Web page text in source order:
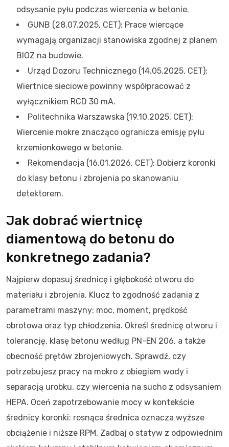
odsysanie pyłu podczas wiercenia w betonie.
GUNB (28.07.2025, CET): Prace wiercące
wymagają organizacji stanowiska zgodnej z planem
BIOZ na budowie.
Urząd Dozoru Technicznego (14.05.2025, CET):
Wiertnice sieciowe powinny współpracować z
wyłącznikiem RCD 30 mA.
Politechnika Warszawska (19.10.2025, CET):
Wiercenie mokre znacząco ogranicza emisję pyłu
krzemionkowego w betonie.
Rekomendacja (16.01.2026, CET): Dobierz koronki
do klasy betonu i zbrojenia po skanowaniu
detektorem.
Jak dobrać wiertnicę
diamentową do betonu do
konkretnego zadania?
Najpierw dopasuj średnicę i głębokość otworu do
materiału i zbrojenia. Klucz to zgodność zadania z
parametrami maszyny: moc, moment, prędkość
obrotowa oraz typ chłodzenia. Określ średnicę otworu i
tolerancję, klasę betonu według PN-EN 206, a także
obecność prętów zbrojeniowych. Sprawdź, czy
potrzebujesz pracy na mokro z obiegiem wody i
separacją urobku, czy wiercenia na sucho z odsysaniem
HEPA. Oceń zapotrzebowanie mocy w kontekście
średnicy koronki: rosnąca średnica oznacza wyższe
obciążenie i niższe RPM. Zadbaj o statyw z odpowiednim